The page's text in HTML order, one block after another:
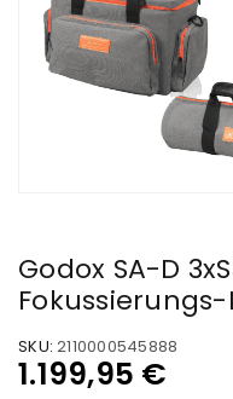
Godox SA-D
Fokussierungs-
SKU: 2110000545888
1.199,95 €